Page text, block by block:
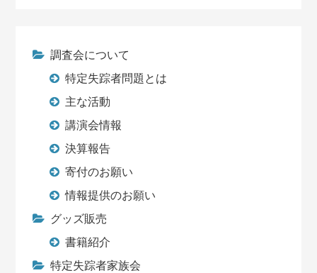
調査会について
特定失踪者問題とは
主な活動
講演会情報
決算報告
寄付のお願い
情報提供のお願い
グッズ販売
書籍紹介
特定失踪者家族会